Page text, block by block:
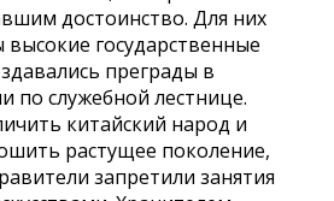
достоинство. Для них
государственные
преграды в
по служебной лестнице.
китайский народ и
растущее поколение,
запретили занятия